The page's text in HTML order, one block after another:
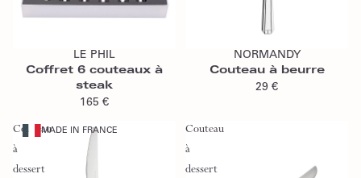
LE PHIL
Coffret 6 couteaux à
steak
165 €
Ajouter au panier
NORMANDY
Couteau à beurre
29 €
Couteau
à
dessert
MADE IN FRANCE
Couteau
à
dessert